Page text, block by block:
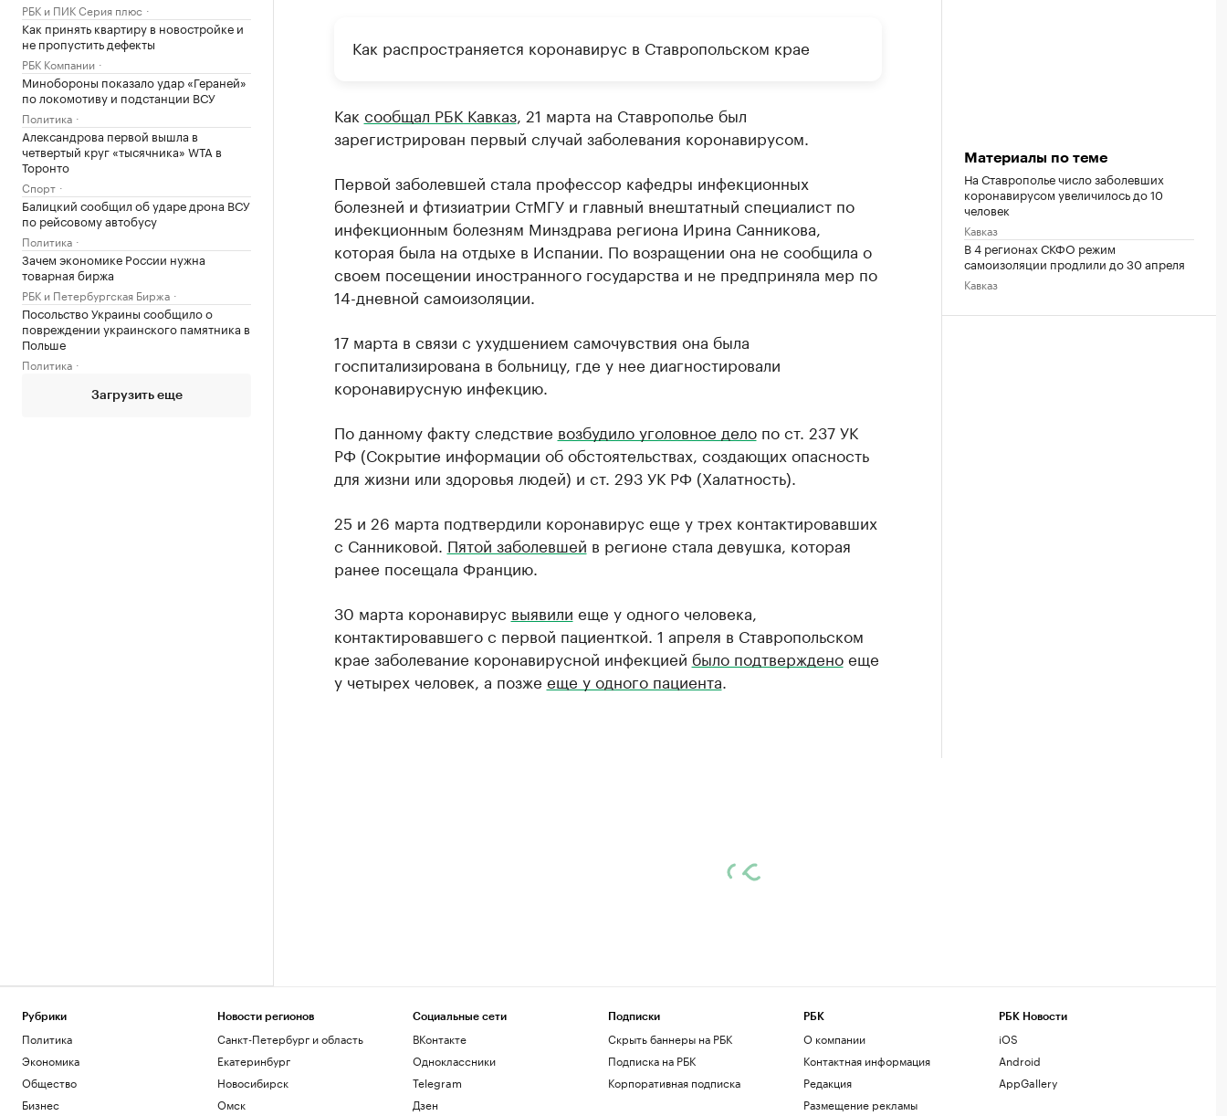
РБК и ПИК Серия плюс
Как принять квартиру в новостройке и
не пропустить дефекты
РБК Компании
Минобороны показало удар «Гераней»
по локомотиву и подстанции ВСУ
Политика
Александрова первой вышла в
четвертый круг «тысячника» WTA в
Торонто
Спорт
Балицкий сообщил об ударе дрона ВСУ
по рейсовому автобусу
Политика
Зачем экономике России нужна
товарная биржа
РБК и Петербургская Биржа
Посольство Украины сообщило о
повреждении украинского памятника в
Польше
Политика
Загрузить еще
Как распространяется коронавирус в Ставропольском крае
Как сообщал РБК Кавказ, 21 марта на Ставрополье был
зарегистрирован первый случай заболевания коронавирусом.
Первой заболевшей стала профессор кафедры инфекционных
болезней и фтизиатрии СтМГУ и главный внештатный специалист по
инфекционным болезням Минздрава региона Ирина Санникова,
которая была на отдыхе в Испании. По возращении она не сообщила о
своем посещении иностранного государства и не предприняла мер по
14-дневной самоизоляции.
17 марта в связи с ухудшением самочувствия она была
госпитализирована в больницу, где у нее диагностировали
коронавирусную инфекцию.
По данному факту следствие возбудило уголовное делопо ст. 237 УК
РФ (Сокрытие информации об обстоятельствах, создающих опасность
для жизни или здоровья людей) и ст. 293 УК РФ (Халатность).
25 и 26 марта подтвердили коронавирус еще у трех контактировавших
с Санниковой. Пятой заболевшей в регионе стала девушка, которая
ранее посещала Францию.
30 марта коронавирус выявили еще у одного человека,
контактировавшего с первой пациенткой. 1 апреля в Ставропольском
крае заболевание коронавирусной инфекцией было подтвержденоеще
у четырех человек, а позже еще у одного пациента
Материалы по теме
На Ставрополье число заболевших
коронавирусом увеличилось до 10
человек
Кавказ
В 4 регионах СКФО режим
самоизоляции продлили до 30 апреля
Кавказ
Рубрики
Политика
Экономика
Общество
Бизнес
Новости регионов
Санкт-Петербург и область
Екатеринбург
Новосибирск
Омск
Социальные сети
ВКонтакте
Одноклассники
Telegram
Дзен
Подписки
Скрыть баннеры на РБК
Подписка на РБК
Корпоративная подписка
РБК
О компании
Контактная информация
Редакция
Размещение рекламы
РБК Новости
iOS
Android
AppGallery